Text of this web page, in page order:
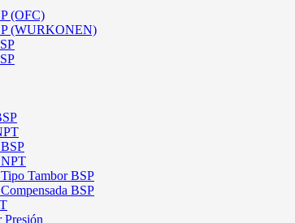
(OFC)
(WURKONEN)
Tambor BSP
BSP
Presión